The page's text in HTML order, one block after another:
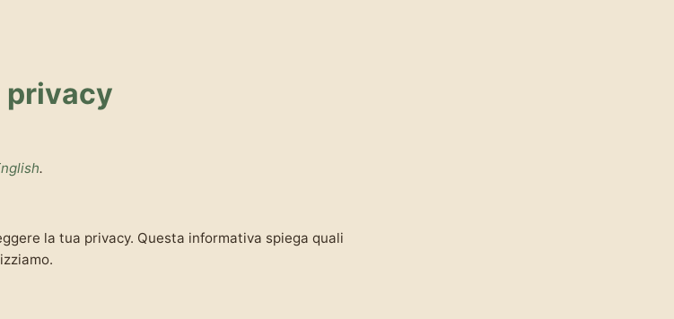
privacy
.
la tua privacy. Questa informativa spiega quali